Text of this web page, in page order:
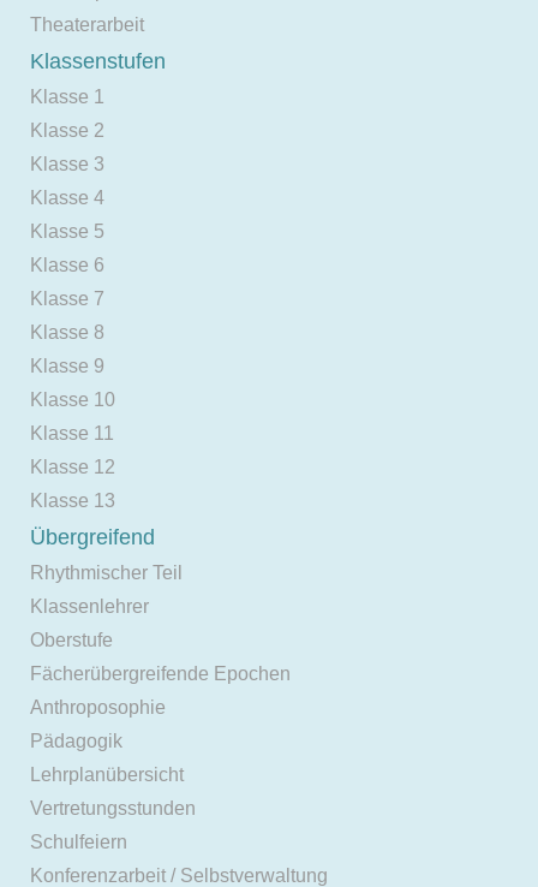
Theaterarbeit
Klassenstufen
Klasse 1
Klasse 2
Klasse 3
Klasse 4
Klasse 5
Klasse 6
Klasse 7
Klasse 8
Klasse 9
Klasse 10
Klasse 11
Klasse 12
Klasse 13
Übergreifend
Rhythmischer Teil
Klassenlehrer
Oberstufe
Fächerübergreifende Epochen
Anthroposophie
Pädagogik
Lehrplanübersicht
Vertretungsstunden
Schulfeiern
Konferenzarbeit / Selbstverwaltung